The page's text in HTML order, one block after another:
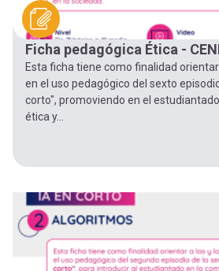
Ficha pedagógica Ética -
Esta ficha tiene como finalidad
en el uso pedagógico del sexto
corto", promoviendo en el
ética y...